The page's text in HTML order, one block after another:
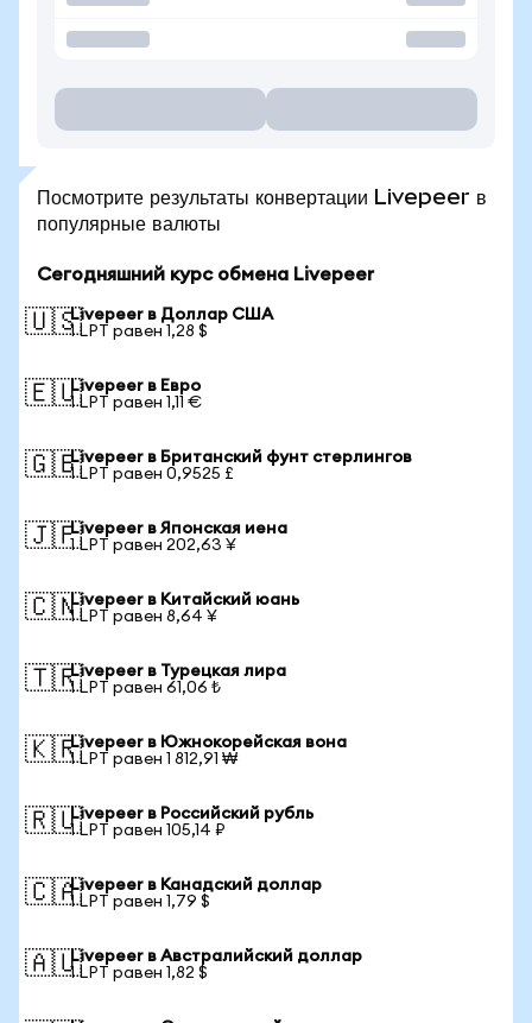
Посмотрите результаты конвертации Livepeer в
популярные валюты
Сегодняшний курс обмена Livepeer
🇺🇸Livepeer в Доллар США
1 LPT равен 1,28 $
🇪🇺Livepeer в Евро
1 LPT равен 1,11 €
🇬🇧Livepeer в Британский фунт стерлингов
1 LPT равен 0,9525 £
🇯🇵Livepeer в Японская иена
1 LPT равен 202,63 ¥
🇨🇳Livepeer в Китайский юань
1 LPT равен 8,64 ¥
🇹🇷Livepeer в Турецкая лира
1 LPT равен 61,06 ₺
🇰🇷Livepeer в Южнокорейская вона
1 LPT равен 1 812,91 ₩
🇷🇺Livepeer в Российский рубль
1 LPT равен 105,14 ₽
🇨🇦Livepeer в Канадский доллар
1 LPT равен 1,79 $
🇦🇺Livepeer в Австралийский доллар
1 LPT равен 1,82 $